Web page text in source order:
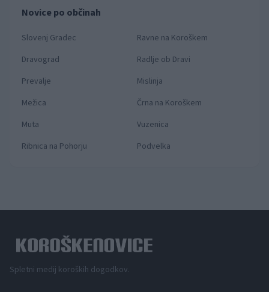
Novice po občinah
Slovenj Gradec
Ravne na Koroškem
Dravograd
Radlje ob Dravi
Prevalje
Mislinja
Mežica
Črna na Koroškem
Muta
Vuzenica
Ribnica na Pohorju
Podvelka
Spletni medij koroških dogodkov.